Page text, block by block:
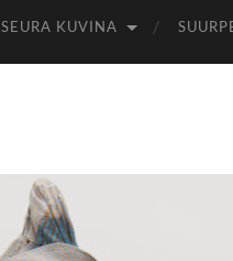
SEURA KUVINA